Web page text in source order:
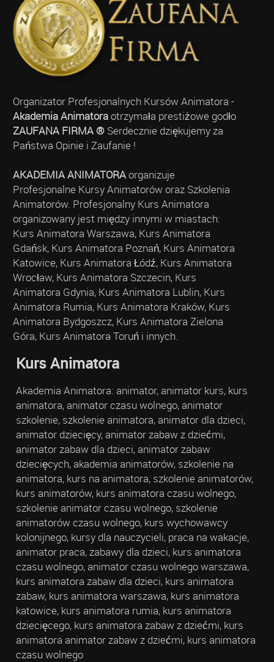
Organizator Profesjonalnych Kursów Animatora -
Akademia Animatoraotrzymała prestiżowe godło
ZAUFANA FIRMA ®Serdecznie dziękujemy za
Państwa Opinie i Zaufanie !
AKADEMIA ANIMATORAorganizuje
Profesjonalne Kursy Animatorów oraz Szkolenia
Animatorów. Profesjonalny Kurs Animatora
organizowany jest między innymi w miastach:
Kurs Animatora Warszawa, Kurs Animatora
Gdańsk, Kurs Animatora Poznań, Kurs Animatora
Katowice, Kurs Animatora Łódź, Kurs Animatora
Wrocław, Kurs Animatora Szczecin, Kurs
Animatora Gdynia, Kurs Animatora Lublin, Kurs
Animatora Rumia, Kurs Animatora Kraków, Kurs
Animatora Bydgoszcz, Kurs Animatora Zielona
Góra, Kurs Animatora Toruń i innych.
Kurs Animatora
Akademia Animatora: animator, animator kurs, kurs
animatora, animator czasu wolnego, animator
szkolenie, szkolenie animatora, animator dla dzieci,
animator dziecięcy, animator zabaw z dziećmi,
animator zabaw dla dzieci, animator zabaw
dziecięcych, akademia animatorów, szkolenie na
animatora, kurs na animatora, szkolenie animatorów,
kurs animatorów, kurs animatora czasu wolnego,
szkolenie animator czasu wolnego, szkolenie
animatorów czasu wolnego, kurs wychowawcy
kolonijnego, kursy dla nauczycieli, praca na wakacje,
animator praca, zabawy dla dzieci, kurs animatora
czasu wolnego, animator czasu wolnego warszawa,
kurs animatora zabaw dla dzieci, kurs animatora
zabaw, kurs animatora warszawa, kurs animatora
katowice, kurs animatora rumia, kurs animatora
dziecięcego, kurs animatora zabaw z dziećmi, kurs
animatora animator zabaw z dziećmi, kurs animatora
czasu wolnego